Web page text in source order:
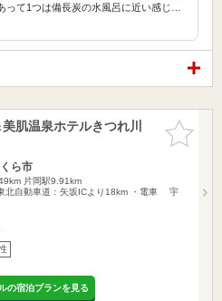
って1つは備長炭の水風呂に近い感じ…
お気に入
りに追加
肌温泉ホテルきつれ川
ら市
片岡駅9.91km
北自動車道：矢坂ICより18km ・電車 宇
の宿泊プランを見る